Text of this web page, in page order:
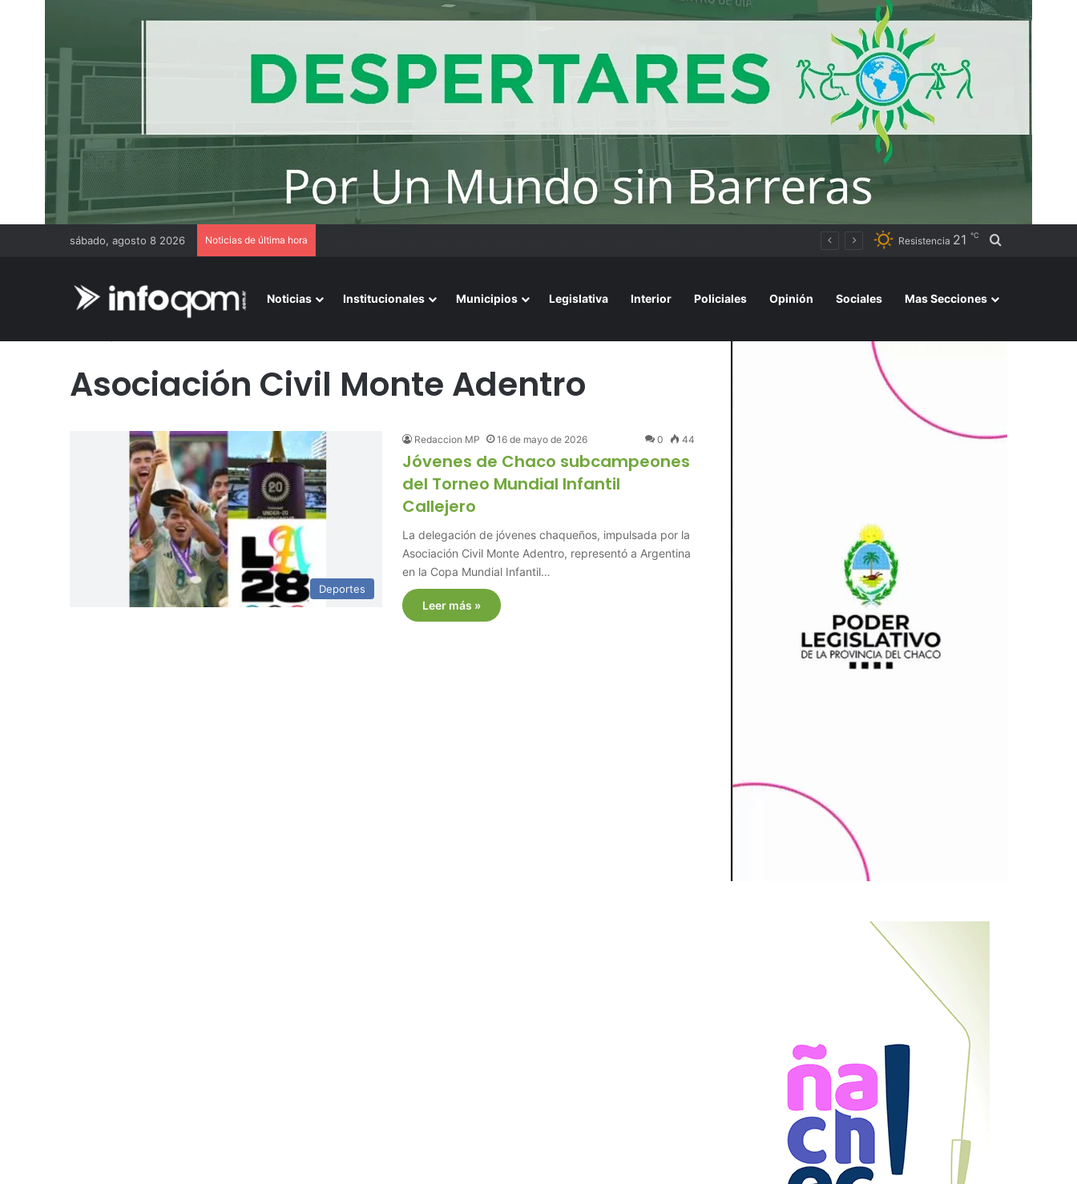
sábado, agosto 8 2026 Noticias de última hora Resistencia 21 ℃ Buscar por
Noticias Institucionales Municipios Legislativa Interior Policiales Opinión Sociales Mas Secciones
Asociación Civil Monte Adentro
Deportes
Redaccion MP 16 de mayo de 2026 0 44
Jóvenes de Chaco subcampeones
del Torneo Mundial Infantil
Callejero
La delegación de jóvenes chaqueños, impulsada por la
Asociación Civil Monte Adentro, representó a Argentina
en la Copa Mundial Infantil…
Leer más »